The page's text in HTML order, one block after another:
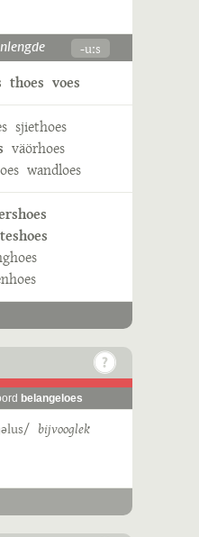
-uːs
thoes voes
sjiethoes
väörhoes
wandloes
belangeloes
bijvooglek